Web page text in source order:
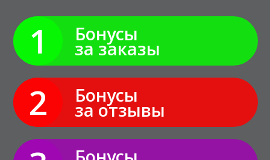
1 Бонусы
за заказы
2 Бонусы
за отзывы